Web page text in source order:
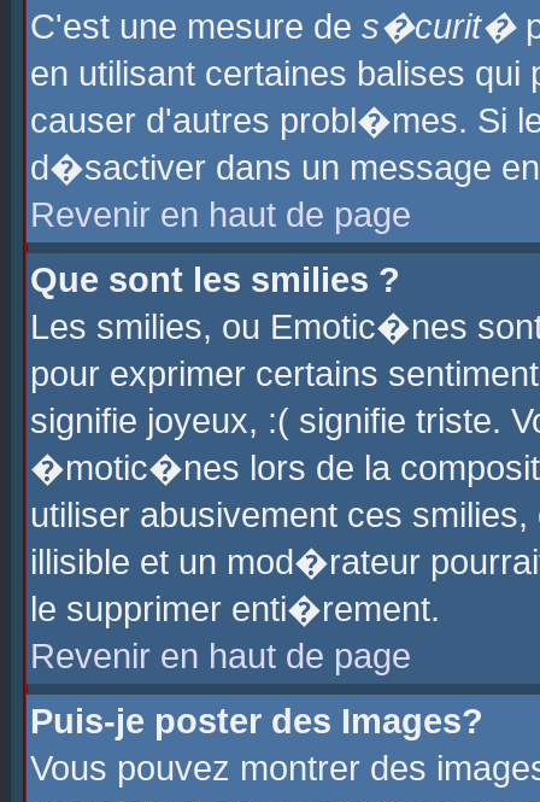
C'est une mesure de s�curit�
en utilisant certaines balises
causer d'autres probl�mes. Si
d�sactiver dans un message
Revenir en haut de page
Que sont les smilies ?
Les smilies, ou Emotic�nes
pour exprimer certains
signifie joyeux, :( signifie triste.
�motic�nes lors de la
utiliser abusivement ces
illisible et un mod�rateur
le supprimer enti�rement.
Revenir en haut de page
Puis-je poster des Images?
Vous pouvez montrer des